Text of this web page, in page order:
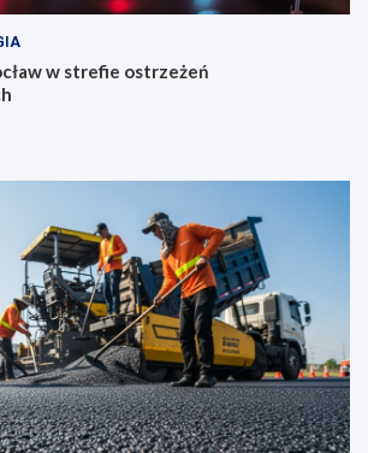
w strefie ostrzeżeń